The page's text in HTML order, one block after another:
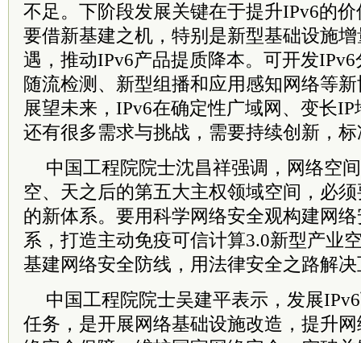
不足。下阶段发展关键在于提升IPv6的
要借新基建之机，特别是新型基础设施
遇，推动IPv6产品提质降本。可开发
随流检测、新型组播和应用感知网络等
展望未来，IPv6在确定性广域网、变长
还有很多需求与挑战，需要持续创新，
中国工程院院士沈昌祥强调，网络空
空、天之后的第五大主权领域空间，必
的新体系。要用科学网络安全观构建网
系，打造主动免疫可信计算3.0新型产业
基建网络安全防线，用法律安全之路解
中国工程院院士吴建平表示，发展
任务，是开展网络基础设施改造，提升